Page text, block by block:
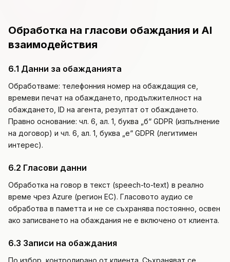
Обработка на гласови обаждания и AI
взаимодействия
6.1 Данни за обажданията
Обработваме: телефонния номер на обаждащия се,
времеви печат на обаждането, продължителност на
обаждането, ID на агента, резултат от обаждането.
Правно основание: чл. 6, ал. 1, буква „б“ GDPR (изпълнение
на договор) и чл. 6, ал. 1, буква „е“ GDPR (легитимен
интерес).
6.2 Гласови данни
Обработка на говор в текст (speech-to-text) в реално
време чрез Azure (регион ЕС). Гласовото аудио се
обработва в паметта и не се съхранява постоянно, освен
ако записването на обаждания не е включено от клиента.
6.3 Записи на обаждания
По избор, контролирано от клиента. Съхраняват се